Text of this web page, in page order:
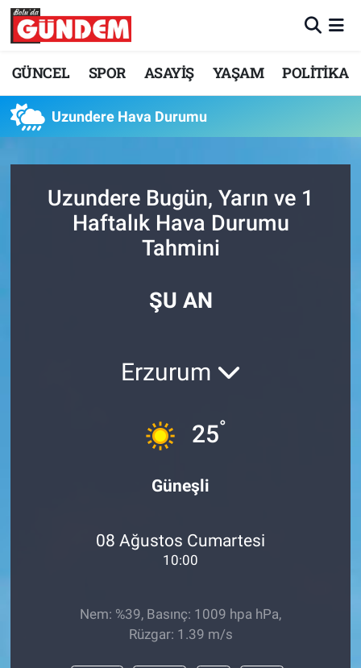
GÜNCEL SPOR ASAYİŞ YAŞAM POLİTİKA
Uzundere Hava Durumu
Uzundere Bugün, Yarın ve 1
Haftalık Hava Durumu
Tahmini
ŞU AN
Erzurum
25°
Güneşli
08 Ağustos Cumartesi
10:00
Nem: %39, Basınç: 1009 hpa hPa,
Rüzgar: 1.39 m/s
Merkez Nöbetçi Eczaneler
Süper Lig Puan Durumu ve Fikstür
Tüm Manşetler